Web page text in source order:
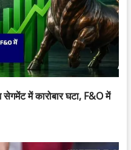
में कारोबार घटा, F&O में